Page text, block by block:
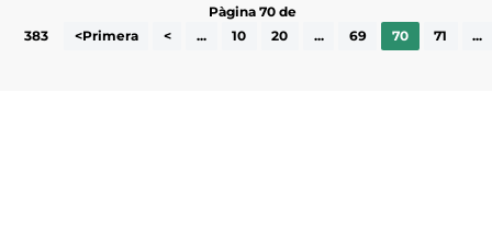
Pàgina 70 de
383
<Primera < ... 10 20 ... 69 70 71 ...